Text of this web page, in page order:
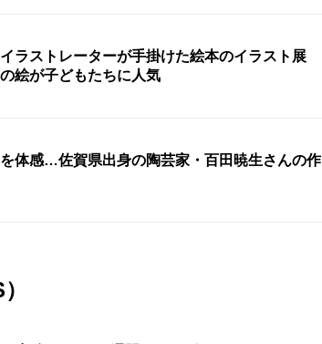
ラストレーターが手掛けた絵本のイラスト展
絵が子どもたちに人気
体感…佐賀県出身の陶芸家・百田暁生さんの作